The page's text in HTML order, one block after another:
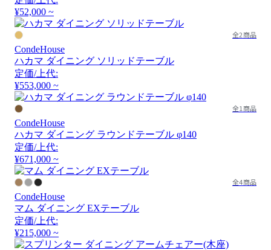
¥52,000 ~
全2商品
CondeHouse
ハカマ ダイニング ソリッドテーブル
定価/上代:
¥553,000 ~
全1商品
CondeHouse
ハカマ ダイニング ラウンドテーブル φ140
定価/上代:
¥671,000 ~
全4商品
CondeHouse
マム ダイニング EXテーブル
定価/上代:
¥215,000 ~